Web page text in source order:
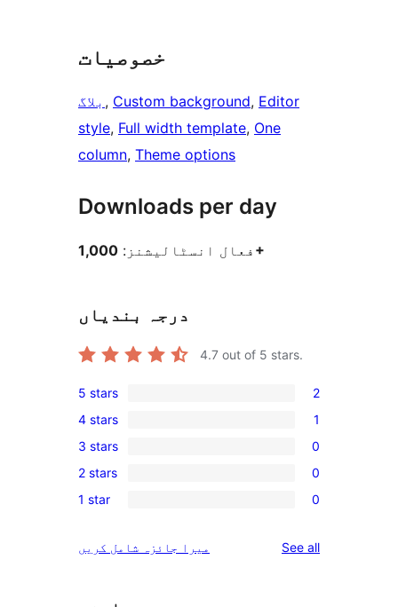
خصوصیات
بلاگ , Custom background, Editor
style, Full width template, One
column, Theme options
Downloads per day
فعال انسٹالیشنز: 1,000+
درجہ بندیاں
4.7 out of 5 stars.
2
5-
star
reviews
5 stars 2
1
4-
star
review
4 stars 1
0
3-
star
3 stars 0
0
2-
reviews
2 stars 0
0
star
1 star 0
میرا جائزہ شامل کریں See allreviews